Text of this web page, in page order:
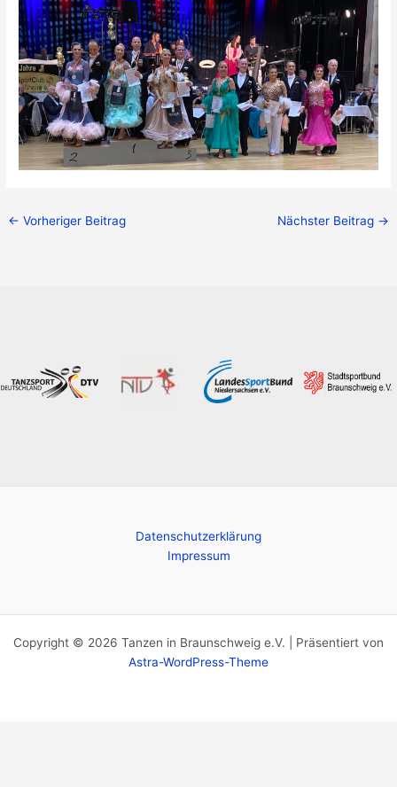
← Vorheriger Beitrag Nächster Beitrag →
Datenschutzerklärung
Impressum
Copyright © 2026 Tanzen in Braunschweig e.V. | Präsentiert von
Astra-WordPress-Theme